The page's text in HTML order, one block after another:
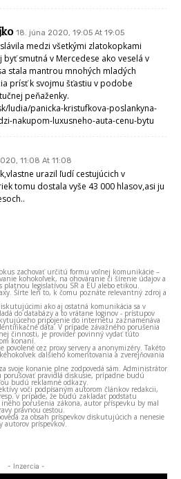
18. júna 2020, 19:05 At 19:05
medzi všetkými zlatokopkami
byť smutná v Mercedese ako veselá v
stala mantrou mnohých mladých
prísť k svojmu šťastiu v podobe
peňaženky.
ludia/panicka-kristufkova-poslankyna-
nakupom-luxusneho-auta-cenu-bytu
11:08 At 11:08
urazil ľudí cestujúcich v
tomu dostala vyše 43 000 hlasov,asi ju
zachovať určitú formu voľnej komunikácie –
kohokoľvek, na ohováranie či šírenie údajov a
legislatívou SR a EÚ alebo etikou.
Šírte len to, k čomu poznáte relevantný zdroj a
ako aj ostatná komunikácia sa v
do databázy a to vrátane loginov - prístupov
pripojenie do internetu zaznamenáva
dáta. V prípade závažného porušenia
činnosti, je provider povinný vydať túto
konaní.
cez proxy servery a anonymizéry. Takéto
ďalšieho komentovania a zverejňovania
svoje konanie plne zodpovedá sám. Administrátor
pravidlá diskusie, prípadne budú
budú reklamné odkazy.
voči podpísaným autorom článkov redakcii,
v prípade, že budú zakladať podstatu
porušenia zákona, autor príspevku by mal
právnou cestou.
za obsah príspevkov diskutujúcich a nenesie
autorov príspevkov.
- Inzercia -